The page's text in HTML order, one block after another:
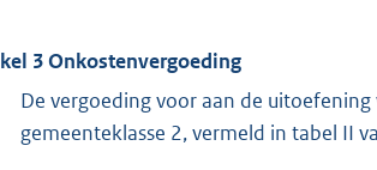
3 Onkostenvergoeding
De vergoeding voor aan de
gemeenteklasse 2, vermeld in tabel II